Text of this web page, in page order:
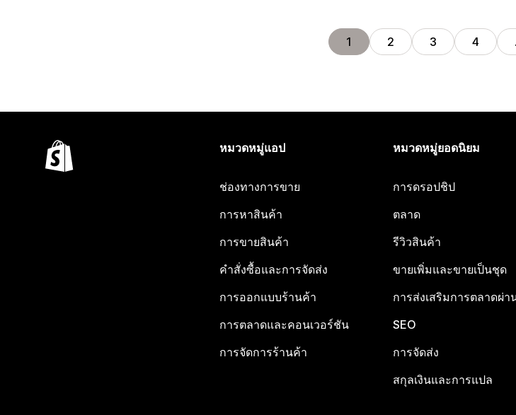
1 2 3 4
หมวดหมู่แอป
ช่องทางการขาย
การหาสินค้า
การขายสินค้า
คำสั่งซื้อและการจัดส่ง
การออกแบบร้านค้า
การตลาดและคอนเวอร์ชัน
การจัดการร้านค้า
หมวดหมู่ยอดนิยม
การดรอปชิป
ตลาด
รีวิวสินค้า
ขายเพิ่มและขายเป็นชุด
การส่งเสริมการตลาดผ่า
SEO
การจัดส่ง
สกุลเงินและการแปล